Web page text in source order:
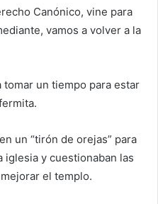
Canónico, vine para
vamos a volver a la
tomar un tiempo para estar
un “tirón de orejas” para
iglesia y cuestionaban las
el templo.